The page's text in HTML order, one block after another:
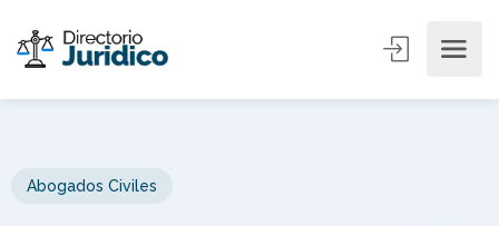
Abogados Civiles